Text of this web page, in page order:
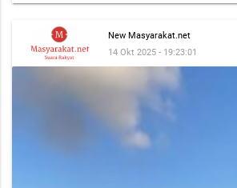
New Masyarakat.net
14 Okt 2025 - 19:23:01